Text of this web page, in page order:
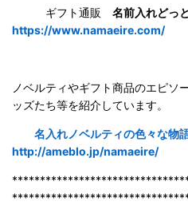
ギフト通販 名前入れど
https://www.namaeire.com/
ノベルティやギフト商品のエピソ
ッズたち等を紹介しています。
名入れノベルティの色々な物
http://ameblo.jp/namaeire/